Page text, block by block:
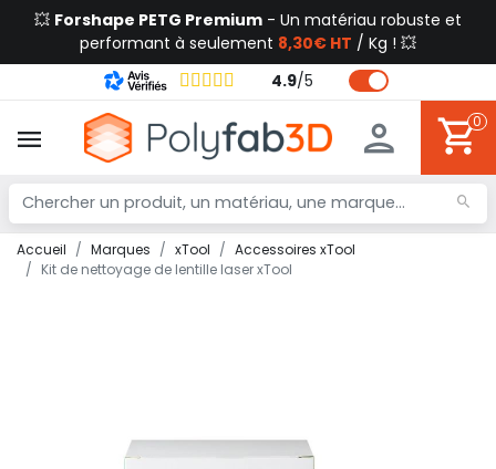
💥 Forshape PETG Premium - Un matériau robuste et
performant à seulement 8,30€ HT / Kg ! 💥
4.9/5
0
Accueil Marques xTool
Accessoires xTool
Kit de nettoyage de lentille laser xTool